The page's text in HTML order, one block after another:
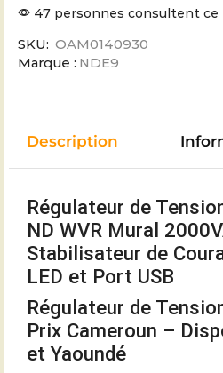
47 personnes consultent
SKU: OAM0140930
Marque : NDE9
Description
Régulateur de
ND WVR Mural
Stabilisateur de
LED et Port USB
Régulateur de
Prix Cameroun –
et Yaoundé